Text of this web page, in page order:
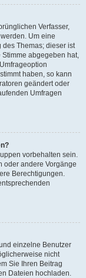
Verfasser,
Um eine
Themas; dieser ist
abgegeben hat,
haben, so kann
geändert oder
Umfragen
vorbehalten sein.
oder andere Vorgänge
Berechtigungen.
einzelne Benutzer
nicht
Sie Ihren Beitrag
Dateien hochladen.